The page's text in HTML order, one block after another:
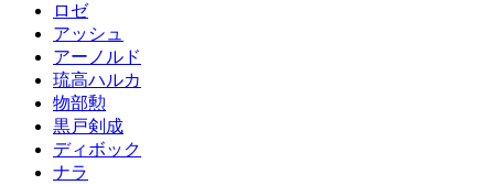
ロゼ
アッシュ
アーノルド
琉高ハルカ
物部勲
黒戸剣成
ディボック
ナラ